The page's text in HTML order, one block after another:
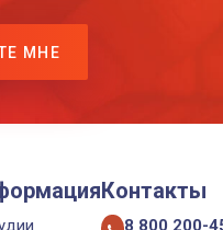
МНЕ
Контакты
8 800 200-